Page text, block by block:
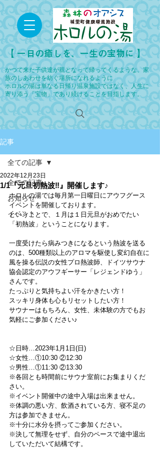
​【 一日の癒しを、一生の宝物に 】
かつて来た子供達が親となって帰ってくるような、家
族のしあわせを紡ぐ場所になれるように
ホロルの湯は単なる日帰り温泉施設ではなく、人生に
寄り添う「宝物」であり続けることを目指します。
記事
全ての記事
お知らせ
イベント
全ての記事
1/1『元旦初熱波‼』開催します♪
2022年12月23日
ホロルの湯では毎月第一日曜日にアウフグース
イベントを開催しております。
ということで、１月は１日元旦がおめでたい
「初熱波」ということになります。
一度受けたら病みつきになるという熱波を送る
のは、500種類以上のアロマを駆使し変幻自在に
風を操る伝説の女性プロ熱波師、ドイツサウナ
協会認定のアウフギーサー「レジェンドゆう」
さんです。
たっぷりと気持ちよい汗をかきたい方！
スッキリ身体も心もリセットしたい方！
サウナーはもちろん、女性、未体験の方でもお
気軽にご参加ください♪
☆日時…2023年1月1日(日)
☆女性…①10:30 ②12:30
☆男性…①11:30 ②13:30
※各回とも時間前にサウナ室前にお集まりくだ
さい。
※イベント開催中の途中入場は出来ません。
※体調の悪い方、飲酒されている方、寝不足の
方は参加できません。
※十分に水分を摂ってご参加ください。
※決して無理をせず、自分のペースで途中退出
していただいて結構です。